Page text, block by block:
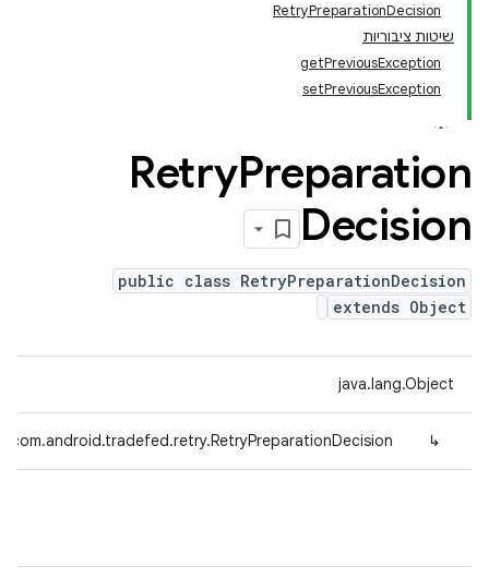
RetryPreparationDecision
שיטות ציבוריות
getPreviousException
setPreviousException
RetryPreparation
Decision
public class RetryPreparationDecision
extends Object
java.lang.Object
↳
com.android.tradefed.retry.RetryPreparationDecision